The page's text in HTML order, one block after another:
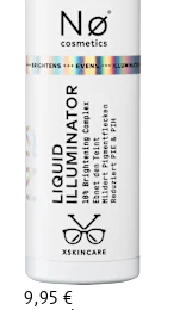
9,95 €